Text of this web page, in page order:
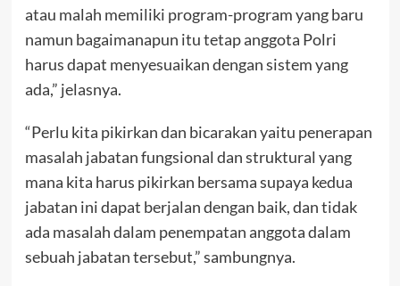
atau malah memiliki program-program yang baru
namun bagaimanapun itu tetap anggota Polri
harus dapat menyesuaikan dengan sistem yang
ada,” jelasnya.
“Perlu kita pikirkan dan bicarakan yaitu penerapan
masalah jabatan fungsional dan struktural yang
mana kita harus pikirkan bersama supaya kedua
jabatan ini dapat berjalan dengan baik, dan tidak
ada masalah dalam penempatan anggota dalam
sebuah jabatan tersebut,” sambungnya.